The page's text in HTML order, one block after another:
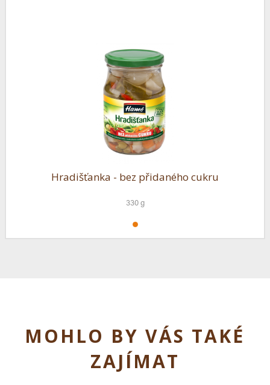
Hradišťanka - bez přidaného cukru
330 g
MOHLO BY VÁS TAKÉ
ZAJÍMAT